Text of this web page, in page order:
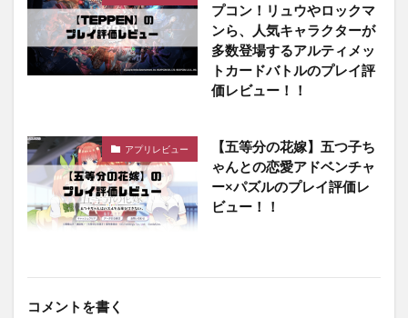
プコン！リュウやロックマ
ンら、人気キャラクターが
多数登場するアルティメッ
トカードバトルのプレイ評
価レビュー！！
アプリレビュー
【五等分の花嫁】五つ子ち
ゃんとの恋愛アドベンチャ
ー×パズルのプレイ評価レ
ビュー！！
コメントを書く